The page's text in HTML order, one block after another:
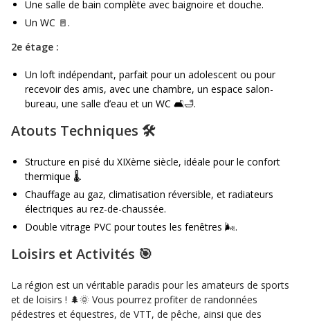
Une salle de bain complète avec baignoire et douche.
Un WC 🚪.
2e étage :
Un loft indépendant, parfait pour un adolescent ou pour
recevoir des amis, avec une chambre, un espace salon-
bureau, une salle d’eau et un WC 🛋️🛁.
Atouts Techniques 🛠️
Structure en pisé du XIXème siècle, idéale pour le confort
thermique 🌡️.
Chauffage au gaz, climatisation réversible, et radiateurs
électriques au rez-de-chaussée.
Double vitrage PVC pour toutes les fenêtres 🌬️.
Loisirs et Activités 🎯
La région est un véritable paradis pour les amateurs de sports
et de loisirs ! 🌲🌞 Vous pourrez profiter de randonnées
pédestres et équestres, de VTT, de pêche, ainsi que des